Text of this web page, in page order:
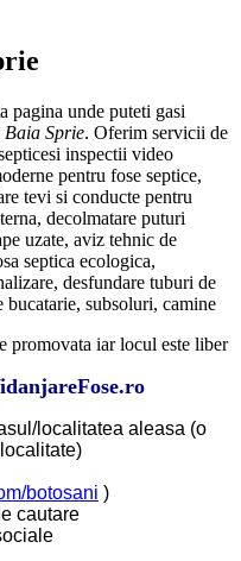
pagina unde puteti gasi
Baia Sprie. Oferim servicii de
inspectii video
pentru fose septice,
tevi si conducte pentru
decolmatare puturi
uzate, aviz tehnic de
septica ecologica,
desfundare tuburi de
bucatarie, subsoluri, camine
promovata iar locul este liber
localitatea aleasa (o
botosani )
cautare